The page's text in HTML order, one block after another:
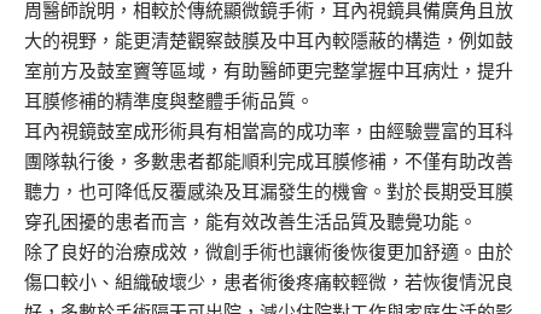
周醫師說明，相較於傳統顯微鏡手術，耳內視鏡具備廣角且放
大的視野，能更清楚觀察鼓膜及中耳內較隱蔽的構造，例如鼓
室前方及鼓室竇等區域，有助醫師更完整掌握中耳病灶，提升
耳膜修補的精準度與整體手術品質。
耳內視鏡鼓室成形術具有相當高的成功率，由經驗豐富的耳科
團隊執行後，多數患者都能順利完成耳膜修補，不僅有助改善
聽力，也可降低反覆感染及耳漏發生的機會。對於長期受耳膜
穿孔困擾的患者而言，能有效改善生活品質及聽覺功能。
除了良好的治療成效，微創手術也讓術後恢復更加舒適。由於
傷口較小、組織破壞少，患者術後疼痛較輕微，若恢復情況良